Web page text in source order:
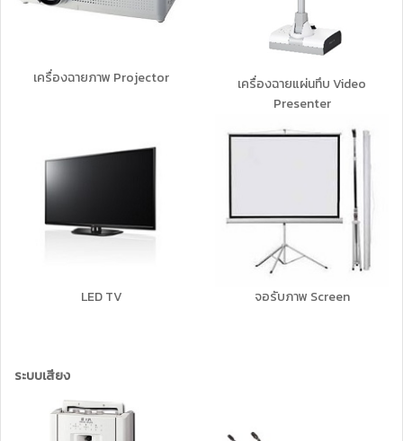
เครื่องฉายภาพ Projector
เครื่องฉายแผ่นทึบ Video
Presenter
LED TV จอรับภาพ Screen
ระบบเสียง